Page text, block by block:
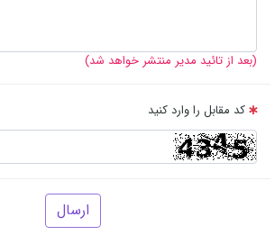
(بعد از تائید مدیر منتشر خواهد شد)
کد مقابل را وارد کنید
ارسال